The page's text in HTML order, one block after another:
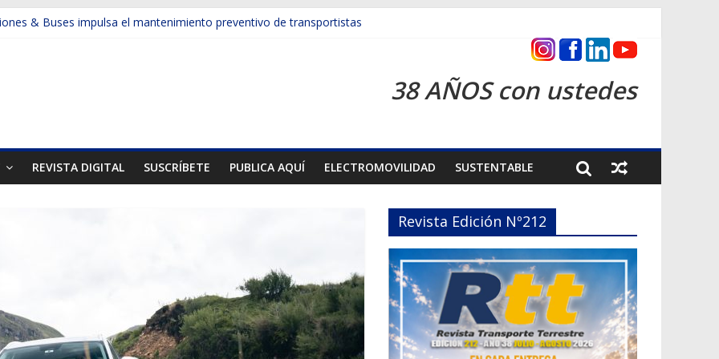
& Buses impulsa el mantenimiento preventivo de transportistas
38 AÑOS con ustedes
REVISTA DIGITAL SUSCRÍBETE PUBLICA AQUÍ ELECTROMOVILIDAD SUSTENTABLE
Revista Edición Nº212